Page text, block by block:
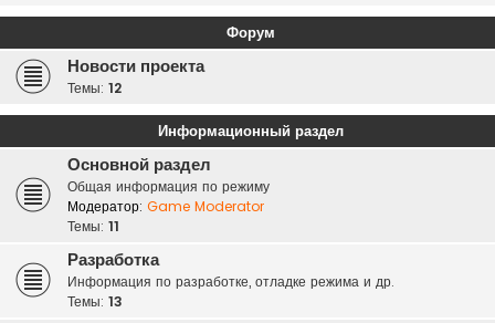
Форум
Новости проекта
Темы: 12
Информационный раздел
Основной раздел
Общая информация по режиму
Модератор: Game Moderator
Темы: 11
Разработка
Информация по разработке, отладке режима и др.
Темы: 13